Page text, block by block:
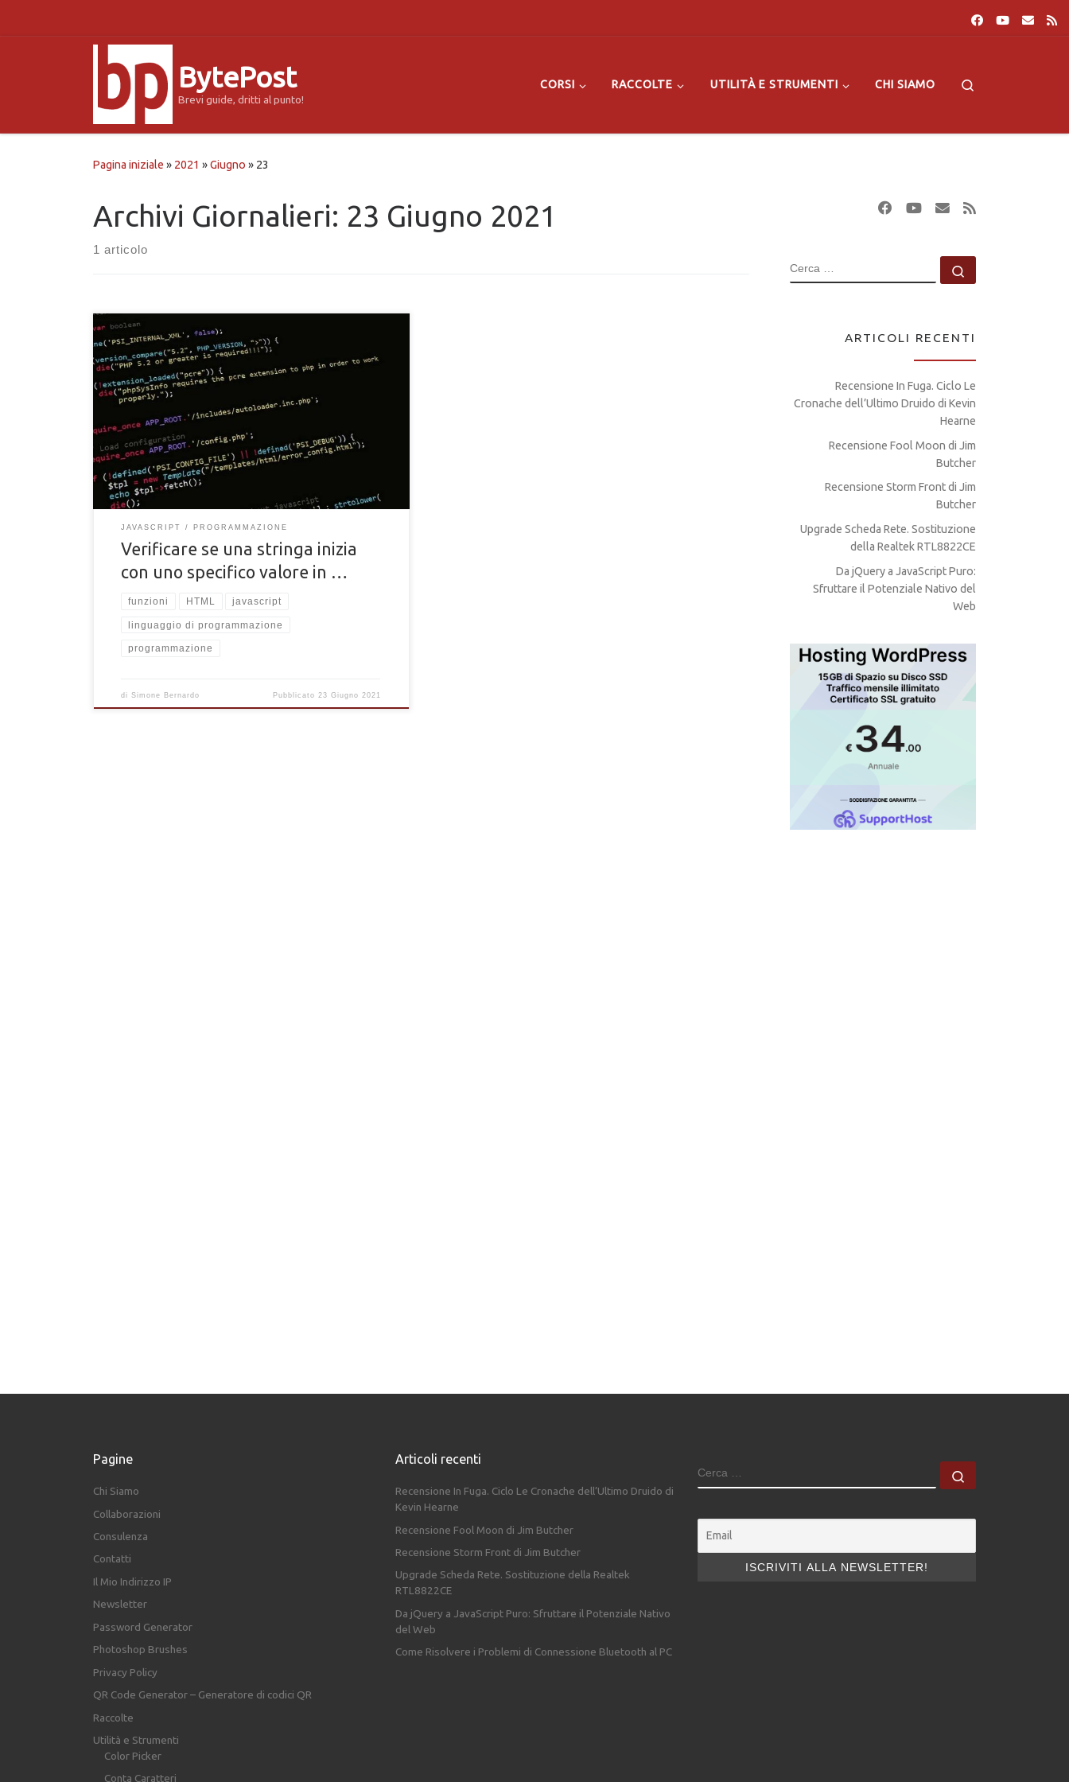
BytePost
Brevi guide, dritti al punto!
CORSI RACCOLTE UTILITÀ E STRUMENTI CHI SIAMO
Pagina iniziale » 2021 »Giugno » 23
Archivi Giornalieri: 23 Giugno 2021
1 articolo
Come verificare se una stringa inizia con uno specifico
valore. Verificare se una strina inizia con un altra stringa in
JavaScript
JAVASCRIPT PROGRAMMAZIONE
Verificare se una stringa inizia
con uno specifico valore in …
funzioni HTML javascript
linguaggio di programmazione
programmazione
diSimone Bernardo Pubblicato 23 Giugno 2021
CERCA
ARTICOLI RECENTI
Recensione In Fuga. Ciclo Le
Cronache dell’Ultimo Druido di Kevin
Hearne
Recensione Fool Moon di Jim
Butcher
Recensione Storm Front di Jim
Butcher
Upgrade Scheda Rete. Sostituzione
della Realtek RTL8822CE
Da jQuery a JavaScript Puro:
Sfruttare il Potenziale Nativo del
Web
Pagine
Chi Siamo
Collaborazioni
Consulenza
Contatti
Il Mio Indirizzo IP
Newsletter
Password Generator
Photoshop Brushes
Privacy Policy
QR Code Generator – Generatore di codici QR
Raccolte
Utilità e Strumenti
Color Picker
Conta Caratteri
Articoli recenti
Recensione In Fuga. Ciclo Le Cronache dell’Ultimo Druido di
Kevin Hearne
Recensione Fool Moon di Jim Butcher
Recensione Storm Front di Jim Butcher
Upgrade Scheda Rete. Sostituzione della Realtek
RTL8822CE
Da jQuery a JavaScript Puro: Sfruttare il Potenziale Nativo
del Web
Come Risolvere i Problemi di Connessione Bluetooth al PC
CERCA